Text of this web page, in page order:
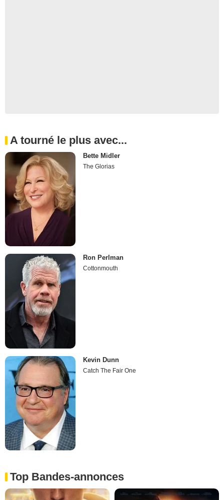
A tourné le plus avec...
Bette Midler
The Glorias
Ron Perlman
Cottonmouth
Kevin Dunn
Catch The Fair One
Top Bandes-annonces